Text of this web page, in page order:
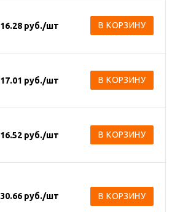
16.28 руб./шт В КОРЗИНУ
17.01 руб./шт В КОРЗИНУ
16.52 руб./шт В КОРЗИНУ
30.66 руб./шт В КОРЗИНУ